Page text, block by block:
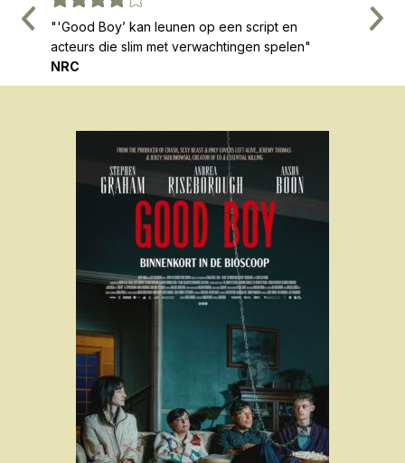
"'Good Boy’ kan leunen op een script en
acteurs die slim met verwachtingen spelen"
NRC
"Een